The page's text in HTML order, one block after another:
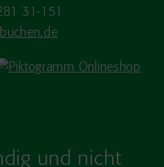
31-151
und nicht